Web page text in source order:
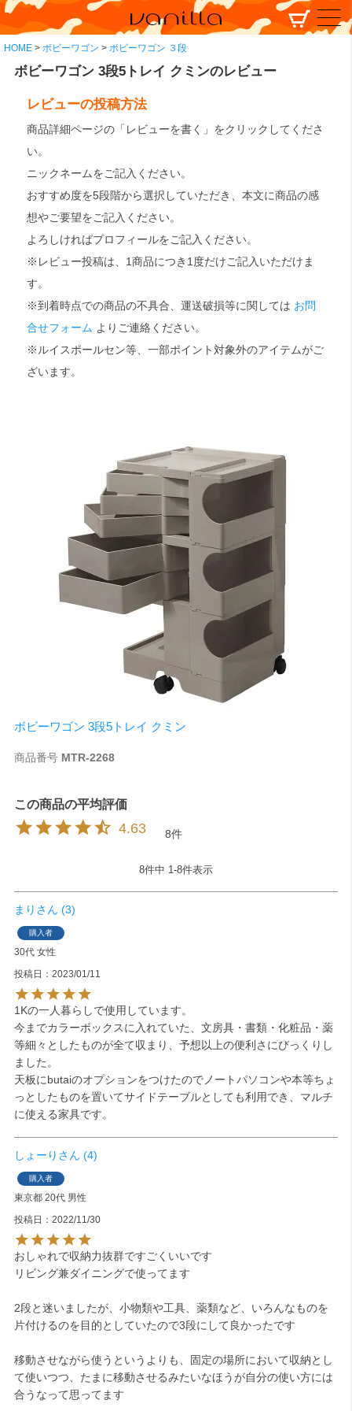
HOME ボビーワゴン ボビーワゴン ３段
ボビーワゴン 3段5トレイ クミンのレビュー
レビューの投稿方法
商品詳細ページの「レビューを書く」をクリックしてくださ
い。
ニックネームをご記入ください。
おすすめ度を5段階から選択していただき、本文に商品の感
想やご要望をご記入ください。
よろしければプロフィールをご記入ください。
※レビュー投稿は、1商品につき1度だけご記入いただけま
す。
※到着時点での商品の不具合、運送破損等に関しては お問
合せフォーム よりご連絡ください。
※ルイスポールセン等、一部ポイント対象外のアイテムがご
ざいます。
ボビーワゴン 3段5トレイ クミン
商品番号 MTR-2268
4.63 8
8件中 1-8件表示
まり 3
購入者
30代 女性
投稿日
2023/01/11
1Kの一人暮らしで使用しています。
今までカラーボックスに入れていた、文房具・書類・化粧品・薬
等細々としたものが全て収まり、予想以上の便利さにびっくりし
ました。
天板にbutaiのオプションをつけたのでノートパソコンや本等ちょ
っとしたものを置いてサイドテーブルとしても利用でき、マルチ
に使える家具です。
しょーり 4
購入者
東京都 20代 男性
投稿日
2022/11/30
おしゃれで収納力抜群ですごくいいです
リビング兼ダイニングで使ってます
2段と迷いましたが、小物類や工具、薬類など、いろんなものを
片付けるのを目的としていたので3段にして良かったです
移動させながら使うというよりも、固定の場所において収納とし
て使いつつ、たまに移動させるみたいなほうが自分の使い方には
合うなって思ってます